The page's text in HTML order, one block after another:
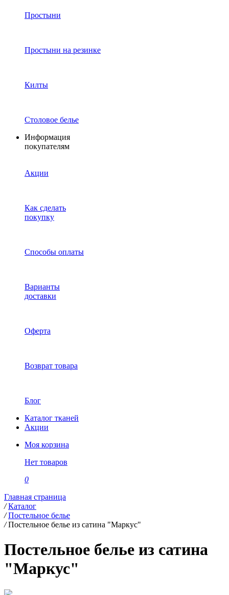
Простыни
Простыни на резинке
Килты
Столовое белье
Информация
покупателям
Акции
Как сделать
покупку
Способы оплаты
Варианты
доставки
Оферта
Возврат товара
Блог
Каталог тканей
Акции
Моя корзина
Нет товаров
0
Главная страница
/ Каталог
/ Постельное белье
/ Постельное белье из сатина "Маркус"
Постельное белье из сатина
"Маркус"